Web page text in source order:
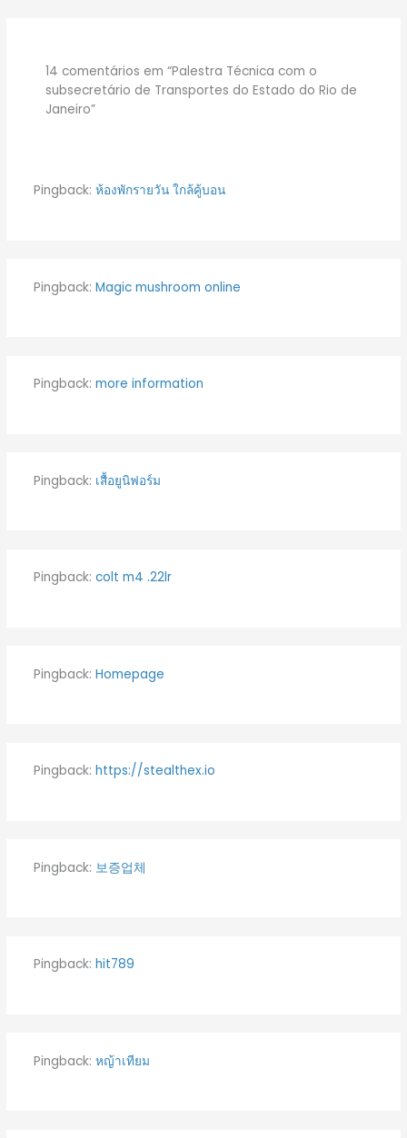
14 comentários em “Palestra Técnica com o
subsecretário de Transportes do Estado do Rio de
Janeiro”
Pingback: ห้องพักรายวัน ใกล้คู้บอน
Pingback: Magic mushroom online
Pingback: more information
Pingback: เสื้อยูนิฟอร์ม
Pingback: colt m4 .22lr
Pingback: Homepage
Pingback: https://stealthex.io
Pingback: 보증업체
Pingback: hit789
Pingback: หญ้าเทียม